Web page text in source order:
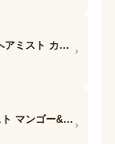
ジルスチュアート トリートメント ヘアミスト カール ホワイトフローラル ›
ジルスチュアート エブリシングミスト マンゴー&ピーチ ホワイトフローラル ›